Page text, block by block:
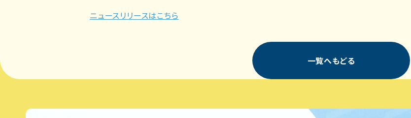
ニュースリリースはこちら
一覧へもどる